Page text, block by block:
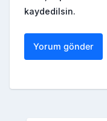
kaydedilsin.